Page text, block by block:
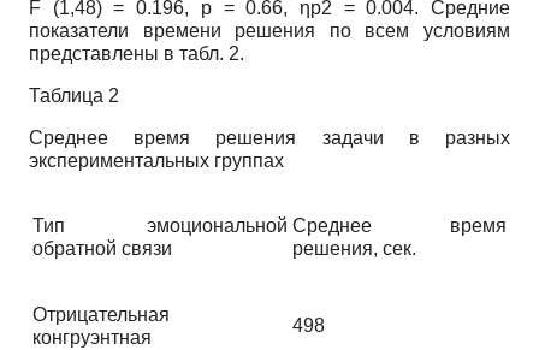
F (1,48) = 0.196, p = 0.66, ηp2 = 0.004. Средние
показатели времени решения по всем условиям
представлены в табл. 2.
Таблица 2
Среднее время решения задачи в разных
экспериментальных группах
Тип эмоциональной
обратной связи
Среднее время
решения, сек.
Отрицательная
конгруэнтная
498